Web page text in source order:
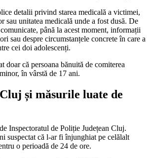
detalii privind starea medicală a victimei,
sau unitatea medicală unde a fost dusă. De
până la acest moment, informații
sau despre circumstanțele concrete în care a
cei doi adolescenți.
doar că persoana bănuită de comiterea
în vârstă de 17 ani.
și măsurile luate de
Inspectoratul de Poliție Județean Cluj.
suspectat că l-ar fi înjunghiat pe celălalt
o perioadă de 24 de ore.